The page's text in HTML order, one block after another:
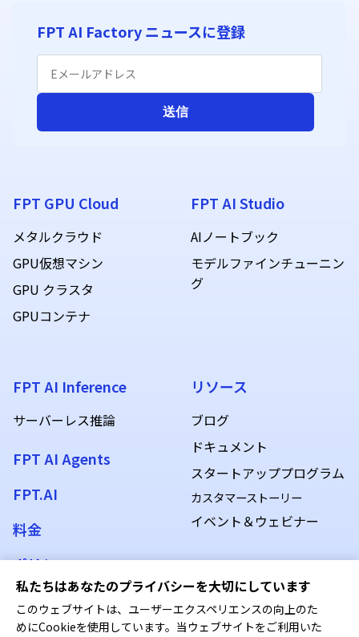
FPT GPU Cloud
メタルクラウド
GPU仮想マシン
GPU クラスタ
GPUコンテナ
FPT AI Studio
AIノートブック
モデルファインチューニン
グ
FPT AI Inference
サーバーレス推論
FPT AI Agents
FPT.AI
料金
ポリシー
リソース
ブログ
ドキュメント
スタートアッププログラム
カスタマーストーリー
イベント＆ウェビナー
私たちはあなたのプライバシーを大切にしています
このウェブサイトは、ユーザーエクスペリエンスの向上のた
めにCookieを使用しています。当ウェブサイトをご利用いた
当社では、お客さまのプライバシーを保護することを前提に、